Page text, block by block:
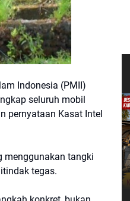
Indonesia (PMII)
seluruh mobil
pernyataan Kasat Intel
menggunakan tangki
tegas.